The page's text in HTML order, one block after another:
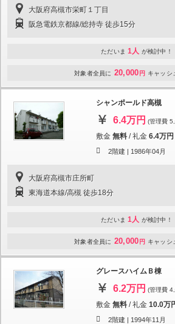
大阪府高槻市栄町１丁目
阪急電鉄京都線/総持寺 徒歩15分
ただいま 1人 が検討中！
対象者全員に 20,000 円 キャッシ
シャンポールド高槻
6.4万円 (管理費
敷金 無料 /礼金 6.4万円
2階建 | 1986年04月
大阪府高槻市庄所町
東海道本線/高槻 徒歩18分
ただいま 1人 が検討中！
対象者全員に 20,000 円 キャッシ
グレースハイムＢ棟
6.2万円 (管理費
敷金 無料 /礼金 10.0万
2階建 | 1994年11月